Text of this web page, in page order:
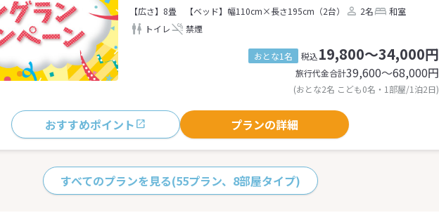
【広さ】8畳
【ベッド】幅110cm×長さ195cm（2台） 2名
和室
トイレ
禁煙
おとな1名 税込19,800～34,000円
旅行代金合計39,600〜68,000円
(おとな2名 こども0名・1部屋/1泊2日)
おすすめポイント プランの詳細
すべてのプランを見る(55プラン、8部屋タイプ)